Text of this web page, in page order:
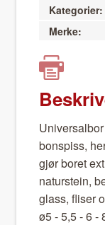
Kategorier:
Merke:
bon­spiss,
gjør boret
naturstein,
glass, flis­er
ø5 - 5,5 - 6 -